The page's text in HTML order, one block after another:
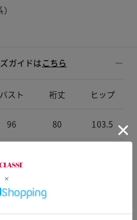
ガイドはこちら
バスト 裄丈 ヒップ
96 80 103.5
店頭在庫を見る